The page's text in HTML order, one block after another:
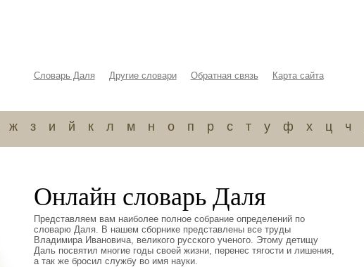
Словарь Даля Другие словари Обратная связь Карта сайта
ж з и й к л м н о п р с т у ф х ц ч
Онлайн словарь Даля
Представляем вам наиболее полное собрание определений по
словарю Даля. В нашем сборнике представлены все труды
Владимира Ивановича, великого русского ученого. Этому детищу
Даль посвятил многие годы своей жизни, перенес тягости и лишения,
а так же бросил службу во имя науки.